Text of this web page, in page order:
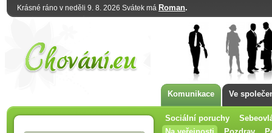
Krásné ráno v neděli 9. 8. 2026 Svátek má Roman.
Komunikace Ve
Sociální poruchy